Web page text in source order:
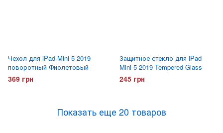
Чехол для iPad Mini 5 2019
поворотный Фиолетовый
369 грн
Защитное стекло для iPad
Mini 5 2019 Tempered Glass
245 грн
Показать еще 20 товаров